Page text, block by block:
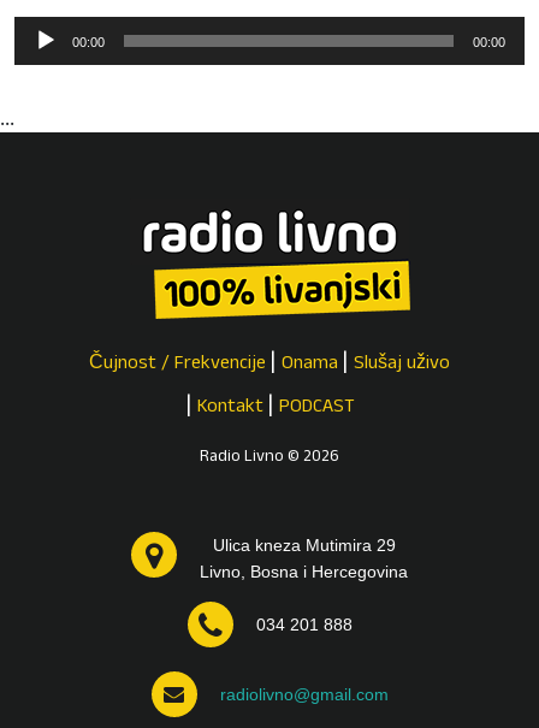
Reproduktor
audiozapisa
00:00 00:00
...
Čujnost / Frekvencije Onama Slušaj uživo
Kontakt PODCAST
Radio Livno © 2026
Ulica kneza Mutimira 29
Livno, Bosna i Hercegovina
034 201 888
radiolivno@gmail.com